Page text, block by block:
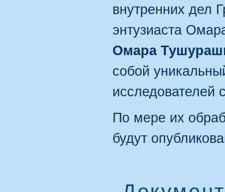
внутренних дел
энтузиаста
Омара
собой
исследователей
По мере их
будут